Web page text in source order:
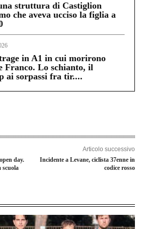
struttura di Castiglion
che aveva ucciso la figlia a
in A1 in cui morirono
Franco. Lo schianto, il
ai sorpassi fra tir....
day.
scuola
Articolo successivo
Incidente a Levane, ciclista 37enne in
codice rosso